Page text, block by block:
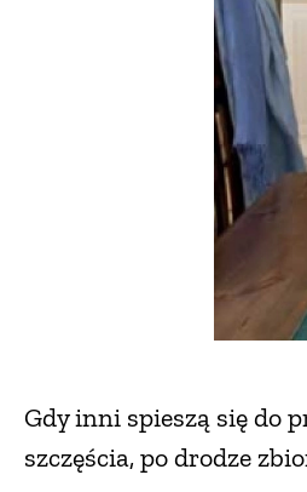
Gdy inni spieszą się do
szczęścia, po drodze